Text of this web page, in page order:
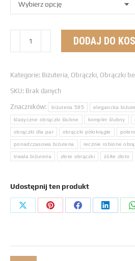
DODAJ DO
Kategorie: Biżuteria, Obrączki, Obrączki
SKU: Brak danych
Znaczników: biżuteria 585 elegancka
klasyczne obrączki ślubne komplet ślubny
obrączki dla par obrączki półokrągłe
ponadczasowa biżuteria recznie robione
trwała biżuteria złote obrączki żółte złoto
Udostępnij ten produkt